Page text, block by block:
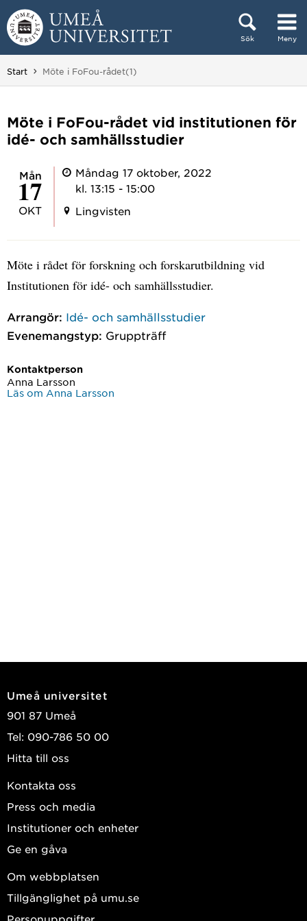
Hoppa direkt till innehållet
Sök Meny
Huvudmenyn dold.
Start Du är här:
Möte i FoFou-rådet(1)
Möte i FoFou-rådet vid institutionen för
idé- och samhällsstudier
mån
17
OKT
Måndag 17 oktober, 2022
kl. 13:15 - 15:00
Lingvisten
Möte i rådet för forskning och forskarutbildning vid
Institutionen för idé- och samhällsstudier.
Arrangör: Idé- och samhällsstudier
Evenemangstyp: Gruppträff
Kontaktperson
Anna Larsson
Läs om Anna Larsson
Umeå universitet
901 87 Umeå
Tel: 090-786 50 00
Hitta till oss
Kontakta oss
Press och media
Institutioner och enheter
Ge en gåva
Om webbplatsen
Tillgänglighet på umu.se